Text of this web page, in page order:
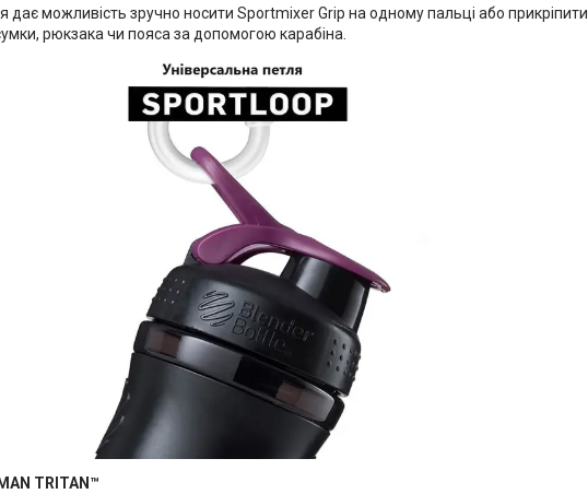
дає можливість зручно носити Sportmixer Grip на одному пальці або прикріпити
рюкзака чи пояса за допомогою карабіна.
TRITAN™